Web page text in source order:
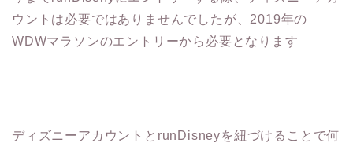
ウントは必要ではありませんでしたが、2019年の
WDWマラソンのエントリーから必要となります
ディズニーアカウントとrunDisneyを紐づけることで何